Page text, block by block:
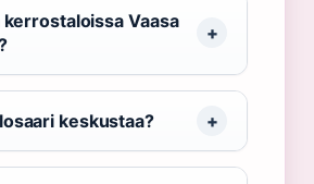
Vaasa
keskustaa?